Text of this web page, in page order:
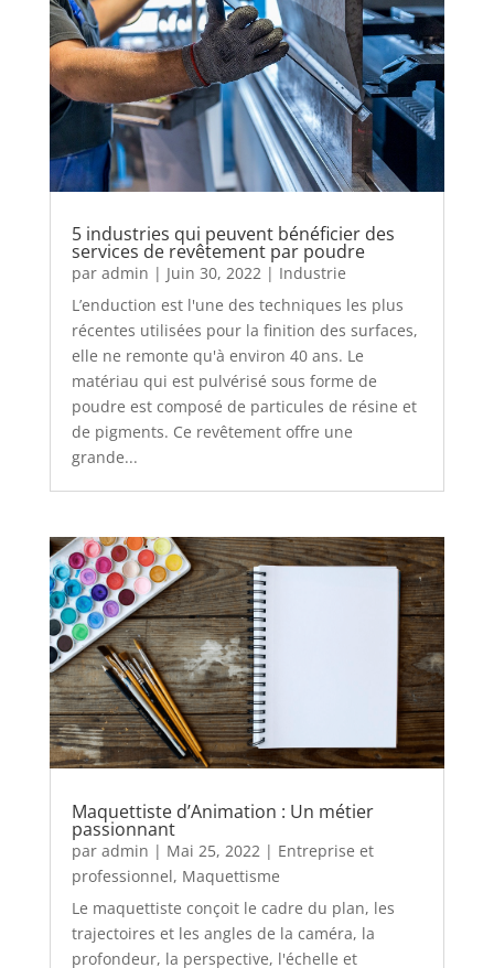
5 industries qui peuvent bénéficier des
services de revêtement par poudre
par admin | Juin 30, 2022| Industrie
L’enduction est l'une des techniques les plus
récentes utilisées pour la finition des surfaces,
elle ne remonte qu'à environ 40 ans. Le
matériau qui est pulvérisé sous forme de
poudre est composé de particules de résine et
de pigments. Ce revêtement offre une
grande...
Maquettiste d’Animation : Un métier
passionnant
par admin | Mai 25, 2022 | Entreprise et
professionnel, Maquettisme
Le maquettiste conçoit le cadre du plan, les
trajectoires et les angles de la caméra, la
profondeur, la perspective, l'échelle et